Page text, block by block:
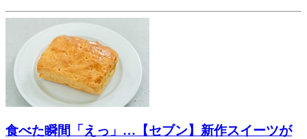
食べた瞬間「えっ」…【セブン】新作スイーツが